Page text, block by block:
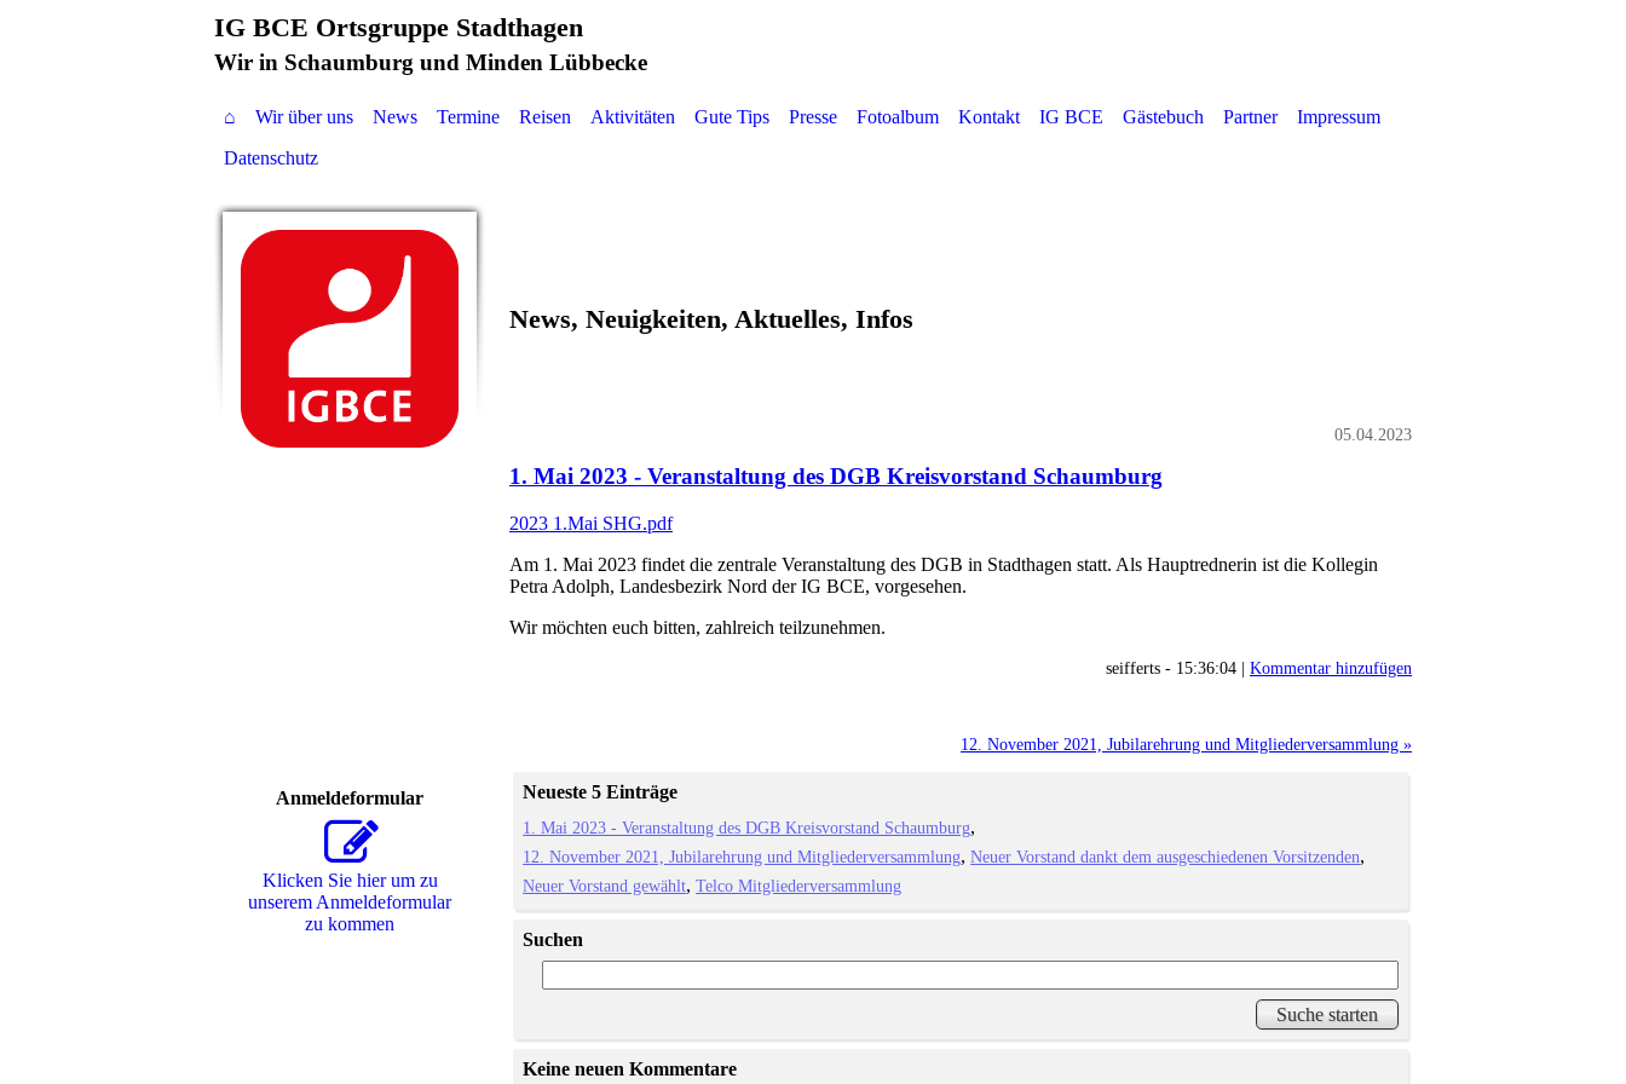
IG BCE Ortsgruppe Stadthagen
Wir in Schaumburg und Minden Lübbecke
⌂ Wir über uns News Termine Reisen Aktivitäten Gute Tips Presse Fotoalbum Kontakt IG BCE Gästebuch Partner
Impressum
Datenschutz
Anmeldeformular
Klicken Sie hier um zu
unserem Anmeldeformular
zu kommen
News, Neuigkeiten, Aktuelles, Infos
05.04.2023
1. Mai 2023 - Veranstaltung des DGB Kreisvorstand Schaumburg
2023 1.Mai SHG.pdf
Am 1. Mai 2023 findet die zentrale Veranstaltung des DGB in Stadthagen statt. Als Hauptrednerin ist die Kollegin
Petra Adolph, Landesbezirk Nord der IG BCE, vorgesehen.
Wir möchten euch bitten, zahlreich teilzunehmen.
seifferts - 15:36:04 | Kommentar hinzufügen
12. November 2021, Jubilarehrung und Mitgliederversammlung »
Neueste 5 Einträge
1. Mai 2023 - Veranstaltung des DGB Kreisvorstand Schaumburg
12. November 2021, Jubilarehrung und Mitgliederversammlung Neuer Vorstand dankt dem ausgeschiedenen Vorsitzenden
Neuer Vorstand gewählt Telco Mitgliederversammlung
Suchen
Keine neuen Kommentare